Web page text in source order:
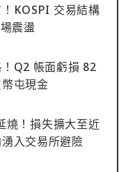
KOSPI 交易結構
震盪
Q2 帳面虧損 82
屯現金
燒！損失擴大至近
入交易所避險